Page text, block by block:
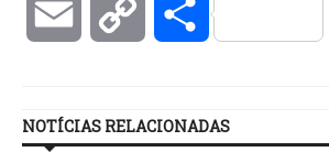
Email Copy Compartilhar
NOTÍCIAS RELACIONADAS